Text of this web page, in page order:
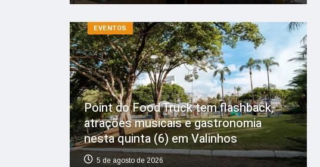
EVENTOS
Point do Food Truck tem flashback,
atrações musicais e gastronomia
nesta quinta (6) em Valinhos
5 de agosto de 2026